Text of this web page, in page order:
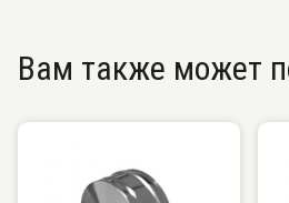
Вам также может